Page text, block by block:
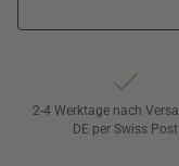
2-4 Werktage nach
DE per Swiss Post